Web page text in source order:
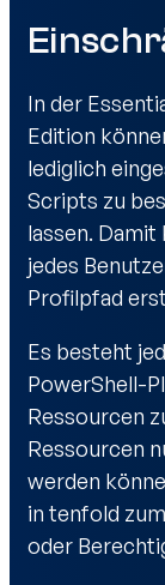
In der
Edition
lediglich
Scripts zu
lassen. Damit
jedes
Profilpfad
Es besteht
PowerShell-
Ressourcen
Ressourcen
werden
in tenfold
oder